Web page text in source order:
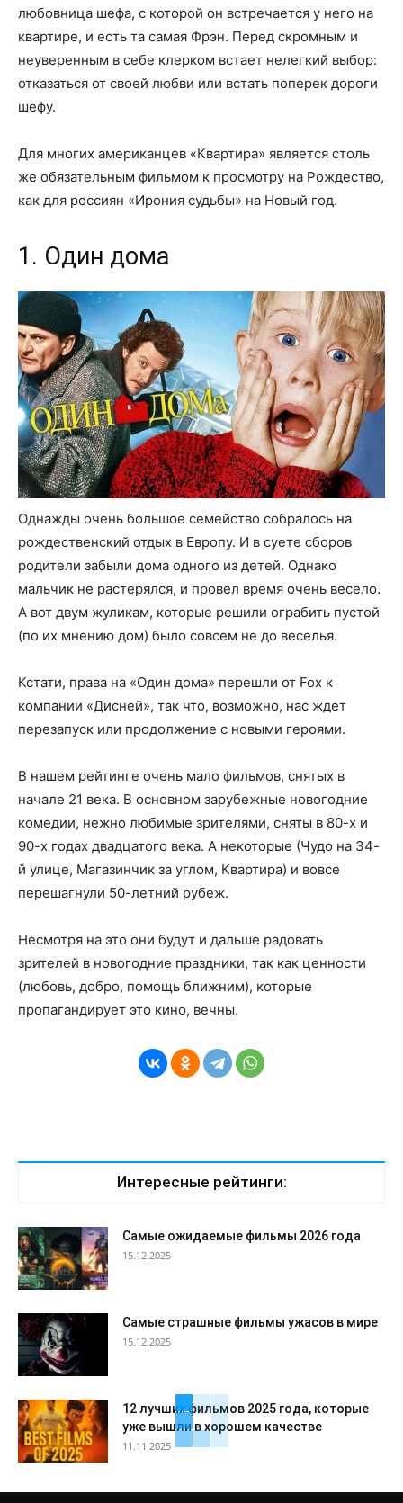
любовница шефа, с которой он встречается у него на
квартире, и есть та самая Фрэн. Перед скромным и
неуверенным в себе клерком встает нелегкий выбор:
отказаться от своей любви или встать поперек дороги
шефу.
Для многих американцев «Квартира» является столь
же обязательным фильмом к просмотру на Рождество,
как для россиян «Ирония судьбы» на Новый год.
1. Один дома
Однажды очень большое семейство собралось на
рождественский отдых в Европу. И в суете сборов
родители забыли дома одного из детей. Однако
мальчик не растерялся, и провел время очень весело.
А вот двум жуликам, которые решили ограбить пустой
(по их мнению дом) было совсем не до веселья.
Кстати, права на «Один дома» перешли от Fox к
компании «Дисней», так что, возможно, нас ждет
перезапуск или продолжение с новыми героями.
В нашем рейтинге очень мало фильмов, снятых в
начале 21 века. В основном зарубежные новогодние
комедии, нежно любимые зрителями, сняты в 80-х и
90-х годах двадцатого века. А некоторые (Чудо на 34-
й улице, Магазинчик за углом, Квартира) и вовсе
перешагнули 50-летний рубеж.
Несмотря на это они будут и дальше радовать
зрителей в новогодние праздники, так как ценности
(любовь, добро, помощь ближним), которые
пропагандирует это кино, вечны.
Интересные рейтинги:
Самые ожидаемые фильмы 2026 года
15.12.2025
Самые страшные фильмы ужасов в мире
15.12.2025
12 лучших фильмов 2025 года, которые
уже вышли в хорошем качестве
11.11.2025